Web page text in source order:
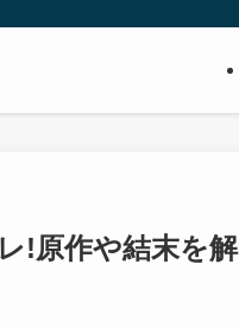
!原作や結末を解